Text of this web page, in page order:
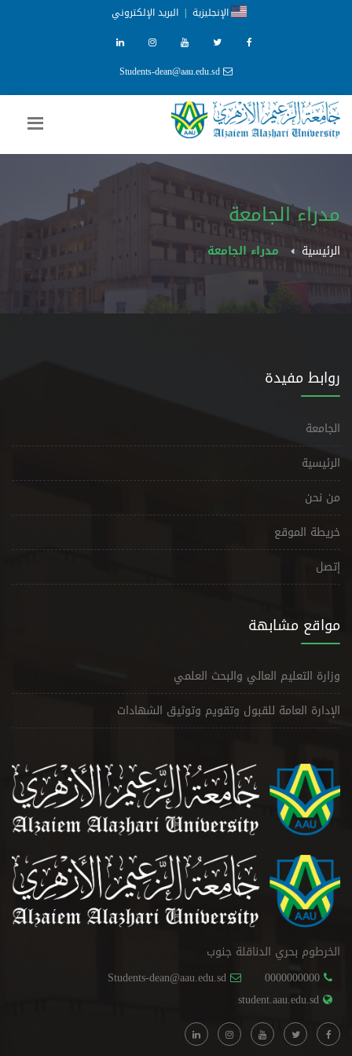
الإنجليزية | البريد الإلكتروني
Students-dean@aau.edu.sd
مدراء الجامعة
الرئيسية مدراء الجامعة
روابط مفيدة
الجامعة
الرئيسية
من نحن
خريطة الموقع
إتصل
مواقع مشابهة
وزارة التعليم العالي والبحث العلمي
الإدارة العامة للقبول وتقويم وتوثيق الشهادات
الخرطوم بحري الدناقلة جنوب
0000000000
Students-dean@aau.edu.sd
student.aau.edu.sd